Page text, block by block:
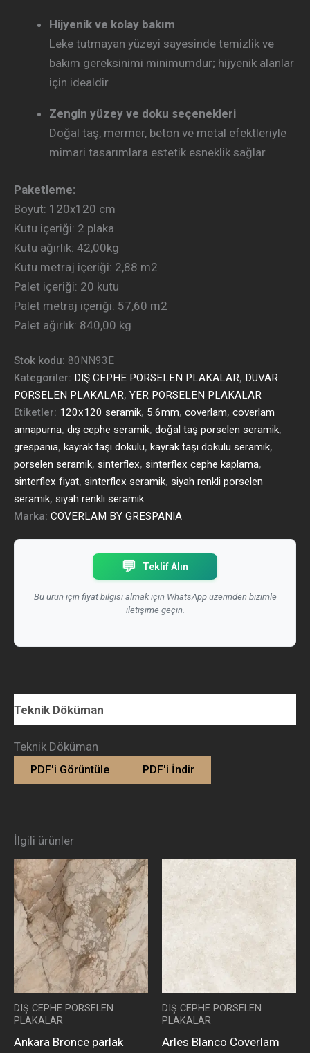
Hijyenik ve kolay bakım
Leke tutmayan yüzeyi sayesinde temizlik ve
bakım gereksinimi minimumdur; hijyenik alanlar
için idealdir.
Zengin yüzey ve doku seçenekleri
Doğal taş, mermer, beton ve metal efektleriyle
mimari tasarımlara estetik esneklik sağlar.
Paketleme:
Boyut: 120x120 cm
Kutu içeriği: 2 plaka
Kutu ağırlık: 42,00kg
Kutu metraj içeriği: 2,88 m2
Palet içeriği: 20 kutu
Palet metraj içeriği: 57,60 m2
Palet ağırlık: 840,00 kg
Stok kodu: 80NN93E
Kategoriler: DIŞ CEPHE PORSELEN PLAKALAR, DUVAR
PORSELEN PLAKALAR, YER PORSELEN PLAKALAR
Etiketler: 120x120 seramik, 5.6mm, coverlam, coverlam
annapurna, dış cephe seramik, doğal taş porselen seramik,
grespania, kayrak taşı dokulu, kayrak taşı dokulu seramik,
porselen seramik, sinterflex, sinterflex cephe kaplama,
sinterflex fiyat, sinterflex seramik, siyah renkli porselen
seramik, siyah renkli seramik
Marka: COVERLAM BY GRESPANIA
💬 Teklif Alın
Bu ürün için fiyat bilgisi almak için WhatsApp üzerinden bizimle
iletişime geçin.
Teknik Döküman
Teknik Döküman
PDF'i Görüntüle PDF'i İndir
İlgili ürünler
DIŞ CEPHE PORSELEN
PLAKALAR
Ankara Bronce parlak
DIŞ CEPHE PORSELEN
PLAKALAR
Arles Blanco Coverlam